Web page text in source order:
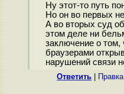
Ну этот-то путь
Но он во первых
А во вторых суд
этом деле ни
заключение о том,
браузерами
нарушений связи
Ответить Правка